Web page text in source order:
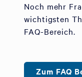
Noch mehr
wichtigsten
FAQ-Bereich.
Zum FAQ